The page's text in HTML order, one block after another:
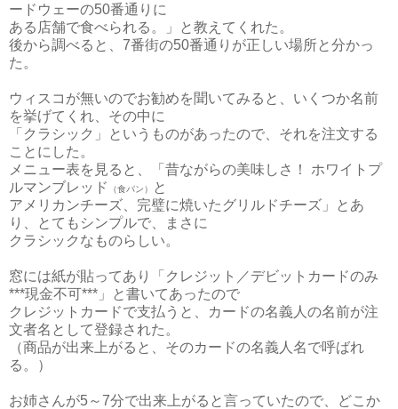
ードウェーの50番通りに
ある店舗で食べられる。」と教えてくれた。
後から調べると、7番街の50番通りが正しい場所と分かっ
た。
ウィスコが無いのでお勧めを聞いてみると、いくつか名前
を挙げてくれ、その中に
「クラシック」というものがあったので、それを注文する
ことにした。
メニュー表を見ると、「昔ながらの美味しさ！ ホワイトプ
ルマンブレッド
（食パン）
と
アメリカンチーズ、完璧に焼いたグリルドチーズ」とあ
り、とてもシンプルで、まさに
クラシックなものらしい。
窓には紙が貼ってあり「クレジット／デビットカードのみ
***現金不可***」と書いてあったので
クレジットカードで支払うと、カードの名義人の名前が注
文者名として登録された。
（商品が出来上がると、そのカードの名義人名で呼ばれ
る。）
お姉さんが5～7分で出来上がると言っていたので、どこか